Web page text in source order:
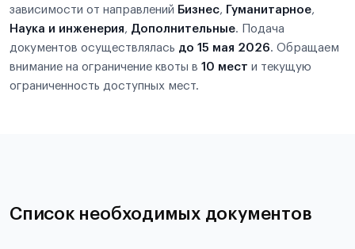
зависимости от направлений Бизнес, Гуманитарное,
Наука и инженерия, Дополнительные. Подача
документов осуществлялась до 15 мая 2026. Обращаем
внимание на ограничение квоты в 10 мест и текущую
ограниченность доступных мест.
Список необходимых документов